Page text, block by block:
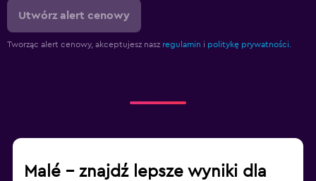
Utwórz alert cenowy
Tworząc alert cenowy, akceptujesz nasz regulamin i politykę prywatności.
Malé – znajdź lepsze wyniki dla